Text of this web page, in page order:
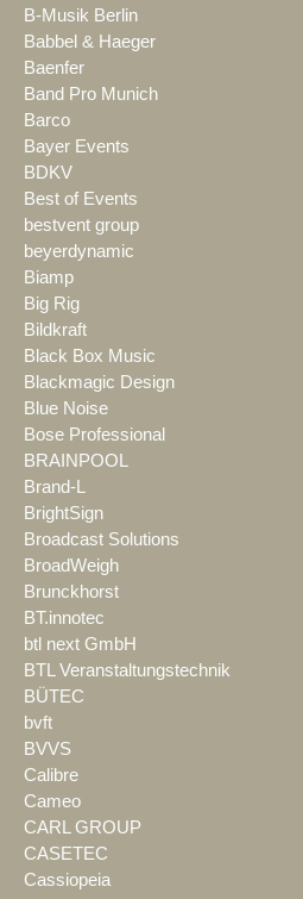
B-Musik Berlin
Babbel & Haeger
Baenfer
Band Pro Munich
Barco
Bayer Events
BDKV
Best of Events
bestvent group
beyerdynamic
Biamp
Big Rig
Bildkraft
Black Box Music
Blackmagic Design
Blue Noise
Bose Professional
BRAINPOOL
Brand-L
BrightSign
Broadcast Solutions
BroadWeigh
Brunckhorst
BT.innotec
btl next GmbH
BTL Veranstaltungstechnik
BÜTEC
bvft
BVVS
Calibre
Cameo
CARL GROUP
CASETEC
Cassiopeia